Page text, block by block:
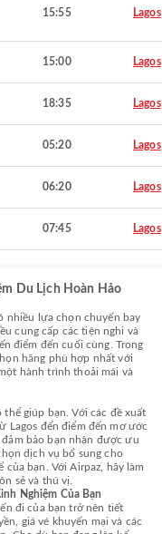
15:55 Lagos
15:00 Lagos
18:35 Lagos
05:20 Lagos
06:20 Lagos
07:45 Lagos
Du Lịch Hoàn Hảo
nhiều lựa chọn chuyến bay
cung cấp các tiện nghi và
điểm đến cuối cùng. Trong
hãng phù hợp nhất với
hành trình thoải mái và
thể giúp bạn. Với các đề xuất
Lagos đến điểm đến mơ ước
bảo bạn nhận được ưu
dịch vụ bổ sung cho
bạn. Với Airpaz, hãy làm
sẻ và thú vị.
Nghiệm Của Bạn
đi của bạn trở nên tiết
giá vé khuyến mại và các